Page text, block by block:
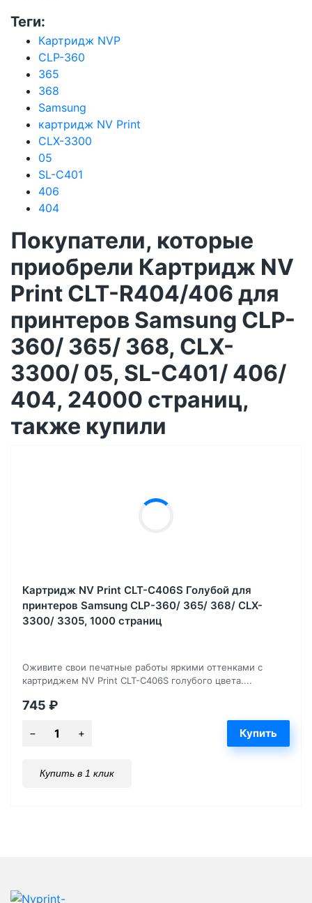
Теги:
Картридж NVP
CLP-360
365
368
Samsung
картридж NV Print
CLX-3300
05
SL-C401
406
404
Покупатели, которые
приобрели Картридж NV
Print CLT-R404/406 для
принтеров Samsung CLP-
360/ 365/ 368, CLX-
3300/ 05, SL-C401/ 406/
404, 24000 страниц,
также купили
Картридж NV Print CLT-C406S Голубой для
принтеров Samsung CLP-360/ 365/ 368/ CLX-
3300/ 3305, 1000 страниц
Оживите свои печатные работы яркими оттенками с
картриджем NV Print CLT-C406S голубого цвета....
745 ₽
Купить в 1 клик